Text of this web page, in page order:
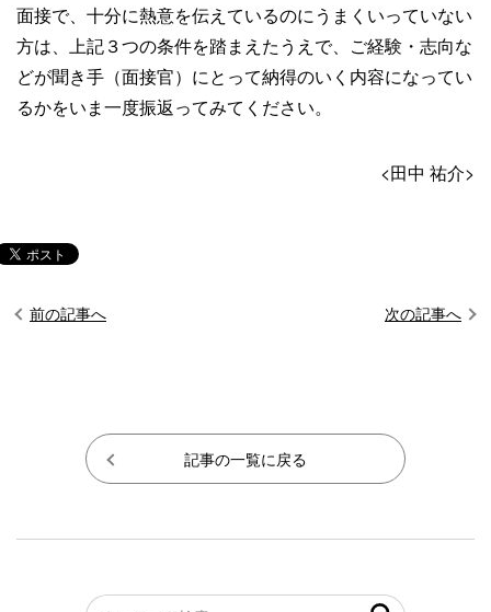
面接で、十分に熱意を伝えているのにうまくいっていない
方は、上記３つの条件を踏まえたうえで、ご経験・志向な
どが聞き手（面接官）にとって納得のいく内容になってい
るかをいま一度振返ってみてください。
<田中 祐介>
前の記事へ 次の記事へ
記事の一覧に戻る